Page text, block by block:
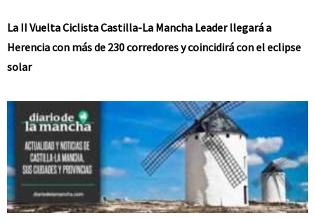
La II Vuelta Ciclista Castilla-La Mancha Leader llegará a
Herencia con más de 230 corredores y coincidirá con el eclipse
solar